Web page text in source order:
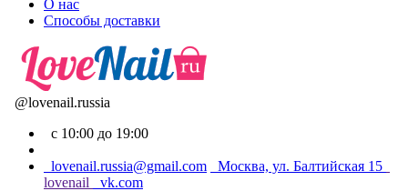
О нас
Способы доставки
@lovenail.russia
с 10:00 до 19:00
lovenail.russia@gmail.com
Москва, ул. Балтийская 15
lovenail
vk.com